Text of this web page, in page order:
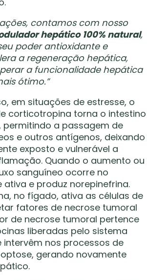
contamos com nosso
hepático 100% natural,
poder antioxidante e
a regeneração hepática,
a funcionalidade hepática
ótimo.”
em situações de estresse, o
corticotropina torna o intestino
permitindo a passagem de
e outros antígenos, deixando
exposto e vulnerável a
Quando o aumento ou
sanguíneo ocorre no
ativa e produz norepinefrina.
no fígado, ativa as células de
fatores de necrose tumoral
de necrose tumoral pertence
liberadas pelo sistema
intervêm nos processos de
gerando novamente